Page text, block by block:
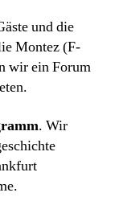
und die
Montez (F-
wir ein Forum
. Wir